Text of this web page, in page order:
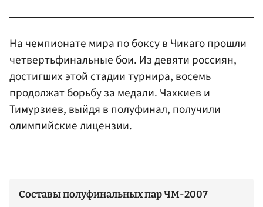
На чемпионате мира по боксу в Чикаго прошли
четвертьфинальные бои. Из девяти россиян,
достигших этой стадии турнира, восемь
продолжат борьбу за медали. Чахкиев и
Тимурзиев, выйдя в полуфинал, получили
олимпийские лицензии.
Составы полуфинальных пар ЧМ-2007